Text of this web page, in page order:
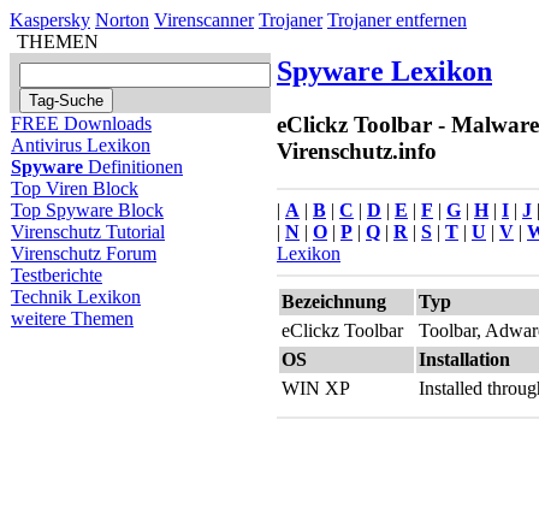
Kaspersky Norton Virenscanner Trojaner Trojaner entfernen
THEMEN
FREE Downloads
Antivirus Lexikon
Spyware Definitionen
Top Viren Block
Top Spyware Block
Virenschutz Tutorial
Virenschutz Forum
Testberichte
Technik Lexikon
weitere Themen
Spyware Lexikon
eClickz Toolbar -
Virenschutz.info
| A | B | C | D | E | F | G | H| I | J
| N | O | P | Q | R | S | T | U | V |
Lexikon
Bezeichnung
Typ
eClickz Toolbar
Toolbar,
OS
Installation
WIN XP
Installed